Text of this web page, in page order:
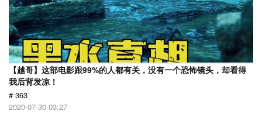
【越哥】这部电影跟99%的人都有关，没有一个恐怖镜头，却看得
我后背发凉！
# 363
2020-07-30 03:27